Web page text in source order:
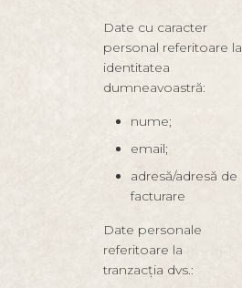
Date cu caracter
personal referitoare la
identitatea
dumneavoastră:
nume;
email;
adresă/adresă de
facturare
Date personale
referitoare la
tranzacția dvs.: